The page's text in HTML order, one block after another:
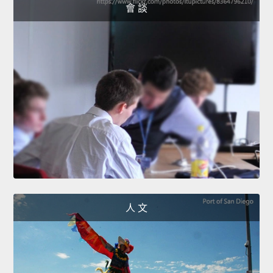
會 談
人 文